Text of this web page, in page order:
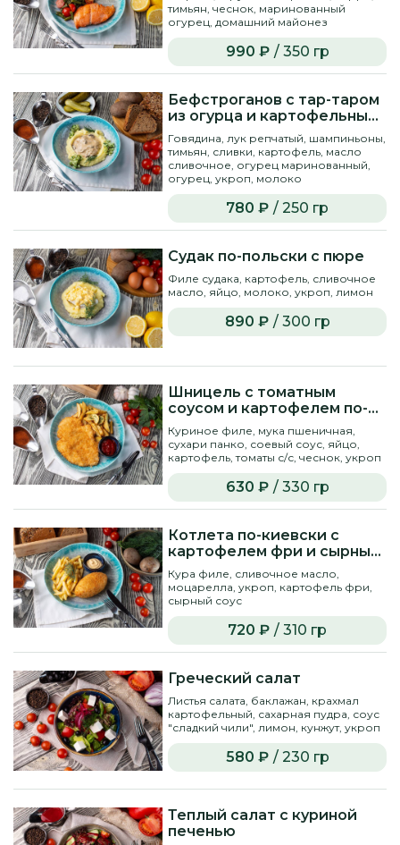
тимьян, чеснок, маринованный
огурец, домашний майонез
990 ₽ / 350 гр
Бефстроганов с тар-таром
из огурца и картофельным
пюре
Говядина, лук репчатый, шампиньоны,
тимьян, сливки, картофель, масло
сливочное, огурец маринованный,
огурец, укроп, молоко
780 ₽ / 250 гр
Судак по-польски с пюре
Филе судака, картофель, сливочное
масло, яйцо, молоко, укроп, лимон
890 ₽ / 300 гр
Шницель с томатным
соусом и картофелем по-
деревенски
Куриное филе, мука пшеничная,
сухари панко, соевый соус, яйцо,
картофель, томаты с/с, чеснок, укроп
630 ₽ / 330 гр
Котлета по-киевски с
картофелем фри и сырным
соусом
Кура филе, сливочное масло,
моцарелла, укроп, картофель фри,
сырный соус
720 ₽ / 310 гр
Греческий салат
Листья салата, баклажан, крахмал
картофельный, сахарная пудра, соус
"сладкий чили", лимон, кунжут, укроп
580 ₽ / 230 гр
Теплый салат с куриной
печенью